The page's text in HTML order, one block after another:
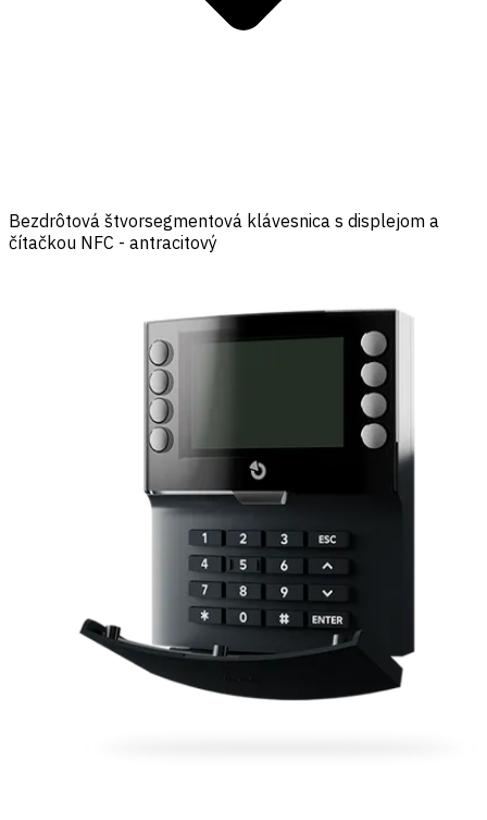
Bezdrôtová štvorsegmentová klávesnica s displejom a
čítačkou NFC - antracitový